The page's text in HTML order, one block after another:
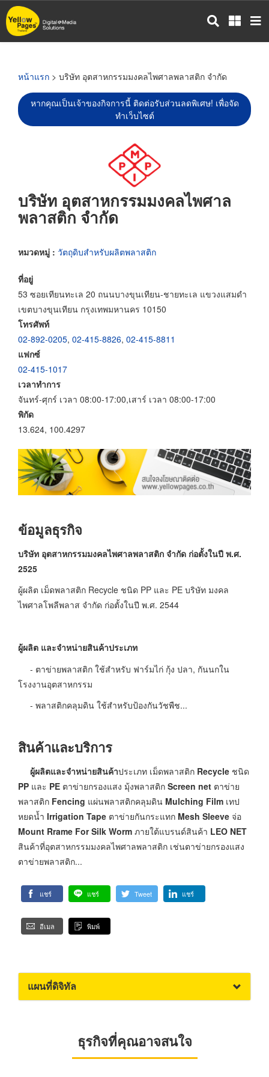
ข้าม
ไป
หน้าแรก > บริษัท อุตสาหกรรมมงคลไพศาลพลาสติก จำกัด
หากคุณเป็นเจ้าของกิจการนี้ ติดต่อรับส่วนลดพิเศษ! เพื่อจัด
ทำเว็บไซต์
บริษัท อุตสาหกรรมมงคลไพศาล
พลาสติก จำกัด
หมวดหมู่ : วัตถุดิบสำหรับผลิตพลาสติก
ที่อยู่
53 ซอยเทียนทะเล 20 ถนนบางขุนเทียน-ชายทะเล แขวงแสมดำ
เขตบางขุนเทียน กรุงเทพมหานคร 10150
โทรศัพท์
02-892-0205, 02-415-8826, 02-415-8811
แฟกซ์
02-415-1017
เวลาทำการ
จันทร์-ศุกร์ เวลา 08:00-17:00,เสาร์ เวลา 08:00-17:00
พิกัด
13.624, 100.4297
ข้อมูลธุรกิจ
บริษัท อุตสาหกรรมมงคลไพศาลพลาสติก จำกัด ก่อตั้งในปี พ.ศ.
2525
ผู้ผลิต เม็ดพลาสติก Recycle ชนิด PP และ PE บริษัท มงคล
ไพศาลโพลีพลาส จำกัด ก่อตั้งในปี พ.ศ. 2544
ผู้ผลิต และจำหน่ายสินค้าประเภท
- ตาข่ายพลาสติก ใช้สำหรับ ฟาร์มไก่ กุ้ง ปลา, กันนกใน
โรงงานอุตสาหกรรม
- พลาสติกคลุมดิน ใช้สำหรับป้องกันวัชพืช...
สินค้าและบริการ
ผู้ผลิตและจำหน่ายสินค้าประเภท เม็ดพลาสติก Recycle ชนิด
PP และ PE ตาข่ายกรองแสง มุ้งพลาสติก Screen net ตาข่าย
พลาสติก Fencing แผ่นพลาสติกคลุมดิน Mulching Film เทป
หยดน้ำ Irrigation Tape ตาข่ายกันกระแทก Mesh Sleeve จ่อ
Mount Rrame For Silk Worm ภายใต้แบรนด์สินค้า LEO NET
สินค้าที่อุตสาหกรรมมงคลไพศาลพลาสติก เช่นตาข่ายกรองแสง
ตาข่ายพลาสติก...
แชร์ แชร์ Tweet แชร์
อีเมล พิมพ์
แผนที่ดิจิทัล
ธุรกิจที่คุณอาจสนใจ